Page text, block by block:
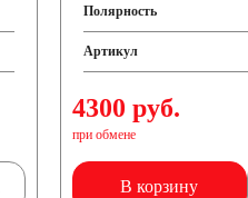
Полярность
Артикул
4300 руб.
при обмене
В корзину